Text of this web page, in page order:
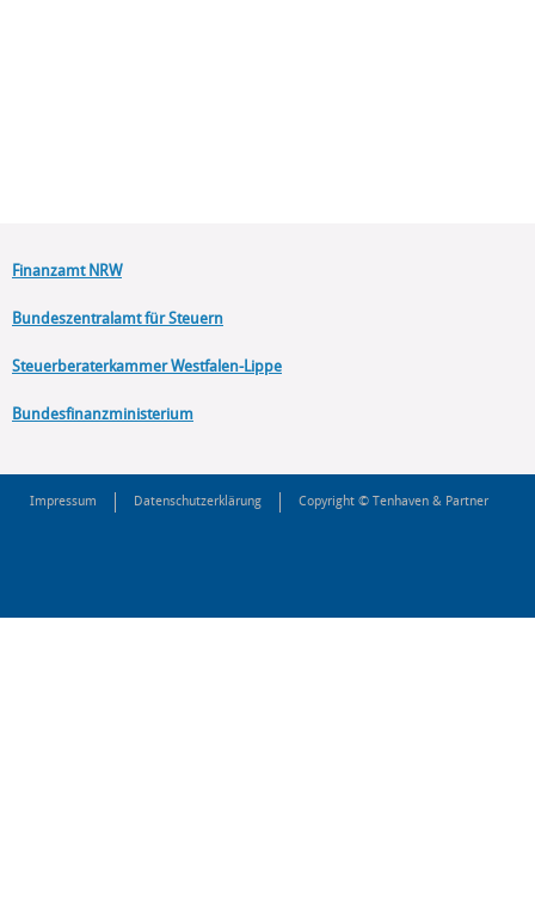
Finanzamt NRW
Bundeszentralamt für Steuern
Steuerberaterkammer Westfalen-Lippe
Bundesfinanzministerium
Impressum Datenschutzerklärung Copyright © Tenhaven & Partner